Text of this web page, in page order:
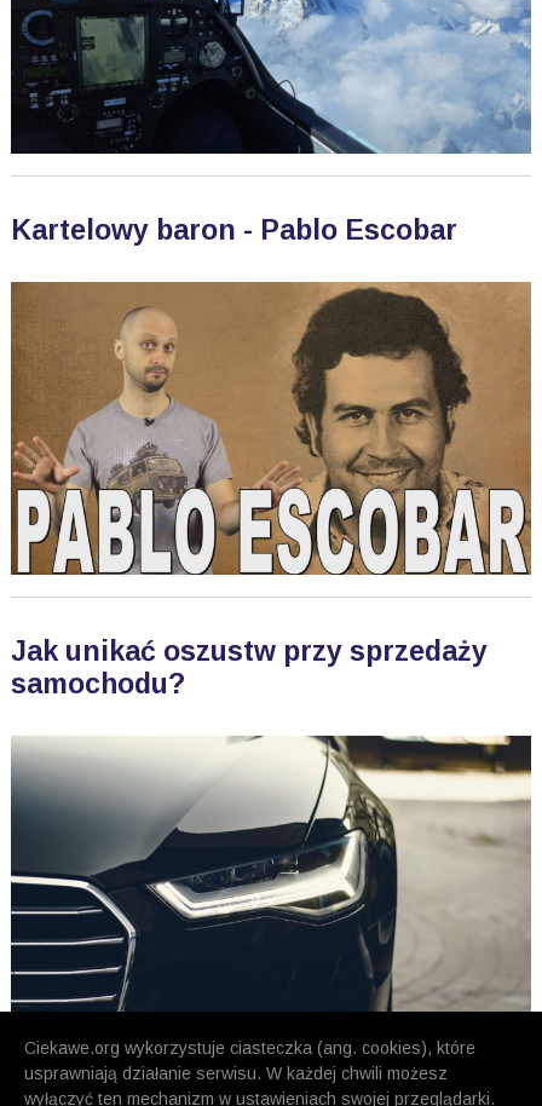
Ciekawe.org wykorzystuje ciasteczka (ang. cookies), które
usprawniają działanie serwisu. W każdej chwili możesz
wyłączyć ten mechanizm w ustawieniach swojej przeglądarki.
Kartelowy baron - Pablo Escobar
Jak unikać oszustw przy sprzedaży
samochodu?